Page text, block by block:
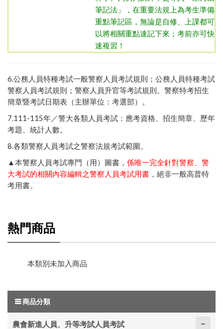
筆記法」，在重要法規上為考生準備
重點筆記區，無論是自修、上課都可
以將相關重點速記下來；考前亦可快
速複習！
6.公務人員特種考試一般警察人員考試規則 ； 公務人員特種考試
警察人員考試規則 ； 警察人員升官等考試規則 。 警察特考招生
簡章暨考試日期表（主辦單位：考選部）
。
7.111-115年／警大各類人員考試：應考資格、招生簡章、歷年
考題、統計人數。
8.各類警察人員考試之警察法規考試範圍。
▲本警察人員考試專門（用）圖書， 係唯一完全針對警察、警
大考試的相關內容編輯之警察人員考試用書 ，絕非一般高普特
考用書。
熱門商品
本類別未加入商品
商品分類
農會新進人員、升等考試人員考試